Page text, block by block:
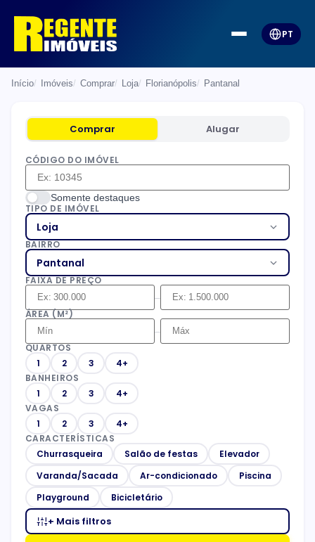
PT
Início Imóveis Comprar Loja Florianópolis Pantanal
Comprar Alugar
CÓDIGO DO IMÓVEL
Somente destaques
TIPO DE IMÓVEL
Loja
BAIRRO
Pantanal
FAIXA DE PREÇO
–
ÁREA (M²)
–
QUARTOS
1
2 3
4+
BANHEIROS
1
2 3
4+
VAGAS
1
2 3
4+
CARACTERÍSTICAS
Churrasqueira
Salão de festas
Elevador
Varanda/Sacada
Ar-condicionado
Piscina
Playground
Bicicletário
+ Mais filtros